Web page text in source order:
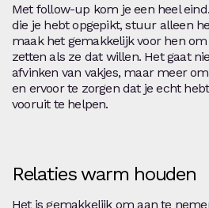
Met follow-up kom je een heel
die je hebt opgepikt, stuur alleen
maak het gemakkelijk voor hen
zetten als ze dat willen. Het gaat
afvinken van vakjes, maar meer
en ervoor te zorgen dat je echt
vooruit te helpen.
Relaties warm houden
Het is gemakkelijk om aan te